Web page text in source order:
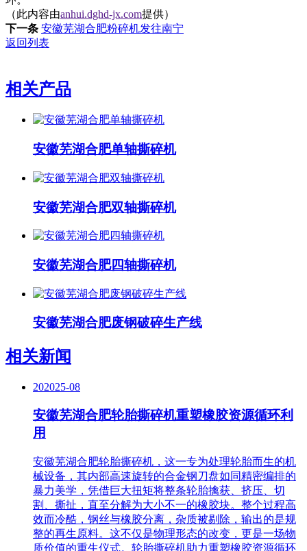
（此内容由anhui.dghd-jx.com提供）
下一条 安徽芜湖合肥粉碎机发往南宁
返回列表
相关产品
安徽芜湖合肥单轴撕碎机
安徽芜湖合肥双轴撕碎机
安徽芜湖合肥四轴撕碎机
安徽芜湖合肥废钢破碎生产线
相关新闻
202025-08
安徽芜湖合肥轮胎撕碎机重塑橡胶资源循环利
用
安徽芜湖合肥轮胎撕碎机，这一专为处理轮胎而生的机
械设备，其内部高速旋转的合金钢刀盘如同精密编排的
暴力美学，凭借巨大扭矩将整条轮胎擒获、挤压、切
割、撕扯，直至分解为大小不一的橡胶块。整个过程高
效而冷酷，钢丝与橡胶分离，杂质被剔除，输出的是规
整的再生原料。这不仅是物理形态的改变，更是一场物
质价值的重生仪式。轮胎撕碎机助力重塑橡胶资源循环